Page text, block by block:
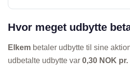
Hvor meget udbytte
Elkem betaler udbytte til sine
udbetalte udbytte var 0,30 NOK